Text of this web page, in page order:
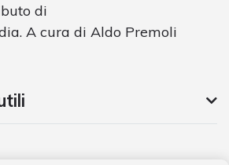
di
A cura di Aldo Premoli